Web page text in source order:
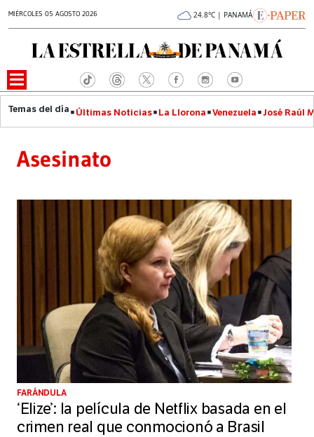
MIÉRCOLES 05 AGOSTO 2026 24.8°C | PANAMÁ
Últimas Noticias La Llorona Venezuela José Raúl
Asesinato
FARÁNDULA
‘Elize’: la película de Netflix basada en el
crimen real que conmocionó a Brasil